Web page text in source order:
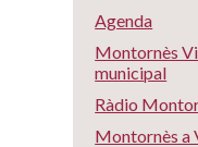
Agenda
Montornès
municipal
Ràdio
Montornès a